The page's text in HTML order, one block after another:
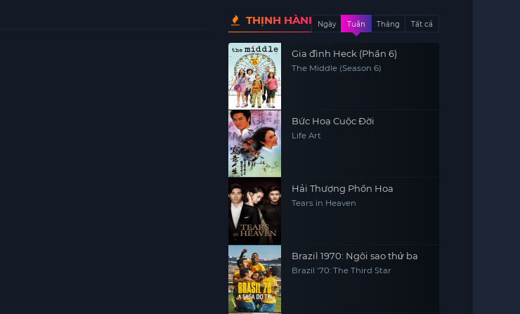
THỊNH HÀNHNgày Tuần Tháng Tất cả
Gia đình Heck (Phần 6)
The Middle (Season 6)
Bức Hoạ Cuộc Đời
Life Art
Hải Thượng Phồn Hoa
Tears in Heaven
Brazil 1970: Ngôi sao thứ ba
Brazil '70: The Third Star